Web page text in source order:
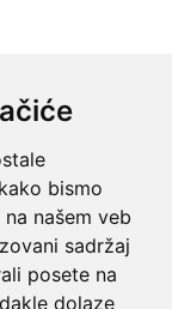
bismo
našem veb
sadržaj
posete na
dolaze